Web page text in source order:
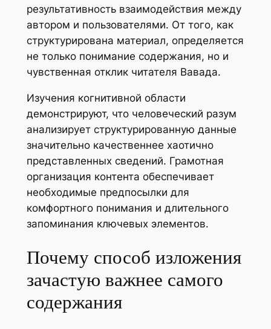
результативность взаимодействия между
автором и пользователями. От того, как
структурирована материал, определяется
не только понимание содержания, но и
чувственная отклик читателя Вавада.
Изучения когнитивной области
демонстрируют, что человеческий разум
анализирует структурированную данные
значительно качественнее хаотично
представленных сведений. Грамотная
организация контента обеспечивает
необходимые предпосылки для
комфортного понимания и длительного
запоминания ключевых элементов.
Почему способ изложения
зачастую важнее самого
содержания